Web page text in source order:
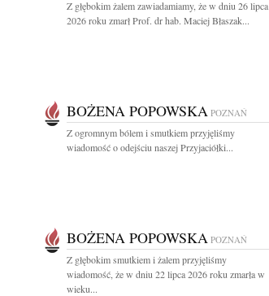
Z głębokim żalem zawiadamiamy, że w dniu 26 lipca
2026 roku zmarł Prof. dr hab. Maciej Błaszak...
BOŻENA POPOWSKA POZNAŃ
Z ogromnym bólem i smutkiem przyjęliśmy
wiadomość o odejściu naszej Przyjaciółki...
BOŻENA POPOWSKA POZNAŃ
Z głębokim smutkiem i żalem przyjęliśmy
wiadomość, że w dniu 22 lipca 2026 roku zmarła w
wieku...